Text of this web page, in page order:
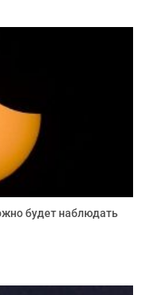
будет наблюдать